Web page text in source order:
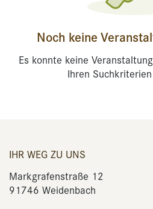
Noch keine
Es konnte keine
Ihren
IHR WEG ZU UNS
Markgrafenstraße 12
91746 Weidenbach